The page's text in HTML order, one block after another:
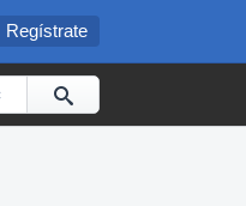
Regístrate